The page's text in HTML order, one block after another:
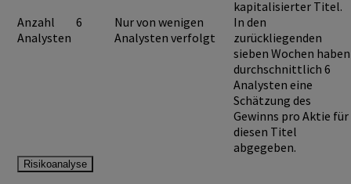
kapitalisierter Titel.
Anzahl
Analysten
6
Nur von wenigen
Analysten verfolgt
In den
zurückliegenden
sieben Wochen haben
durchschnittlich 6
Analysten eine
Schätzung des
Gewinns pro Aktie für
diesen Titel
abgegeben.
Risikoanalyse